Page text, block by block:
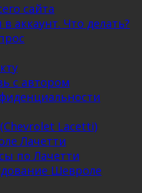
сайта
аккаунт. Что делать?
с автором
Lacetti)
Лачетти
по Лачетти
Шевроле